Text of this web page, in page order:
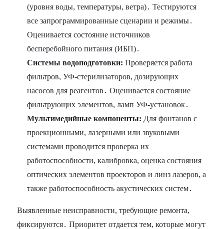
(уровня воды, температуры, ветра)․ Тестируются
все запрограммированные сценарии и режимы․
Оценивается состояние источников
бесперебойного питания (ИБП)․
Системы водоподготовки: Проверяется работа
фильтров, УФ-стерилизаторов, дозирующих
насосов для реагентов․ Оценивается состояние
фильтрующих элементов, ламп УФ-установок․
Мультимедийные компоненты: Для фонтанов с
проекционными, лазерными или звуковыми
системами проводится проверка их
работоспособности, калибровка, оценка состояния
оптических элементов проекторов и линз лазеров, а
также работоспособность акустических систем․
Выявленные неисправности, требующие ремонта,
фиксируются․ Приоритет отдается тем, которые могут